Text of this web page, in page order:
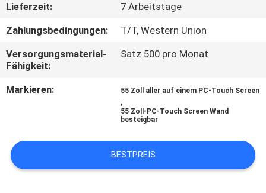
SIE
MIT
UNS
IN
VERBINDUNG
FORDERN
Lieferzeit:
7 Arbeitstage
Zahlungsbedingungen:
T/T, Western Union
Versorgungsmaterial-
Fähigkeit:
Satz 500 pro Monat
Markieren: 55 Zoll aller auf einem PC-Touch Screen
,
55 Zoll-PC-Touch Screen Wand
besteigbar
BESTPREIS